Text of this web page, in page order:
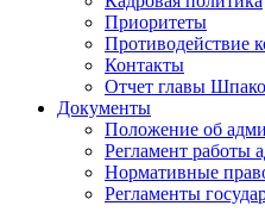
Приоритеты
Противодействие
Контакты
Отчет главы
Документы
Положение об
Регламент работы
Нормативные
Регламенты